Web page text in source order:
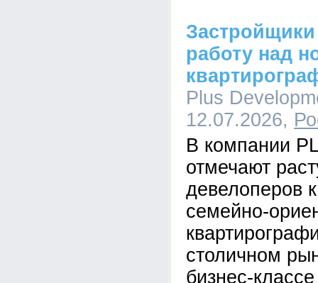
работу над
Plus
12.07.2026,
В компании
отмечают
девелоперов
семейно-
столичном
бизнес-